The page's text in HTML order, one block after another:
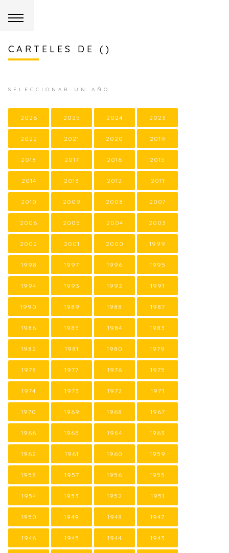
CARTELES DE ()
SELECCIONAR UN AÑO
2026 2025 2024 2023
2022 2021 2020 2019
2018 2017 2016 2015
2014 2013 2012 2011
2010 2009 2008 2007
2006 2005 2004 2003
2002 2001 2000 1999
1998 1997 1996 1995
1994 1993 1992 1991
1990 1989 1988 1987
1986 1985 1984 1983
1982 1981 1980 1979
1978 1977 1976 1975
1974 1973 1972 1971
1970 1969 1968 1967
1966 1965 1964 1963
1962 1961 1960 1959
1958 1957 1956 1955
1954 1953 1952 1951
1950 1949 1948 1947
1946 1945 1944 1943